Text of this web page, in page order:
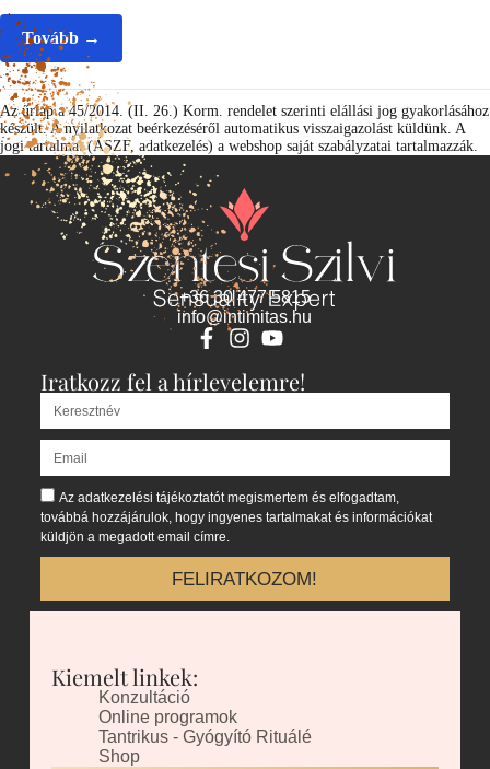
Tovább →
Az űrlap a 45/2014. (II. 26.) Korm. rendelet szerinti elállási jog gyakorlásához
készült. A nyilatkozat beérkezéséről automatikus visszaigazolást küldünk. A
jogi tartalmat (ÁSZF, adatkezelés) a webshop saját szabályzatai tartalmazzák.
+36 30 477 5815
info@intimitas.hu
Iratkozz fel a hírlevelemre!
Az adatkezelési tájékoztatót megismertem és elfogadtam,
továbbá hozzájárulok, hogy ingyenes tartalmakat és információkat
küldjön a megadott email címre.
FELIRATKOZOM!
Kiemelt linkek:
Konzultáció
Online programok
Tantrikus - Gyógyító Rituálé
Shop